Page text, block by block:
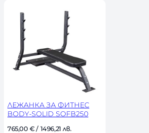
т
ЛЕЖАНКА ЗА ФИТНЕС
BODY-SOLID SOFB250
765,00 € / 1496,21 лв.